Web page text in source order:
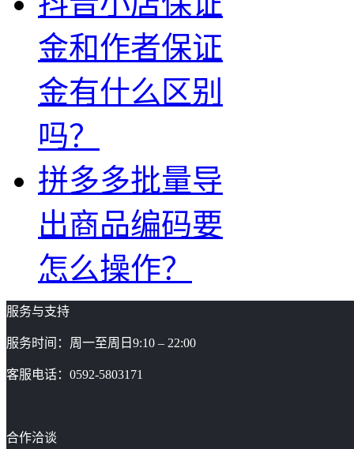
金和作者保证
金有什么区别
吗？
拼多多批量导
出商品编码要
怎么操作？
服务与支持
服务时间：周一至周日9:10 – 22:00
客服电话：0592-5803171
合作洽谈